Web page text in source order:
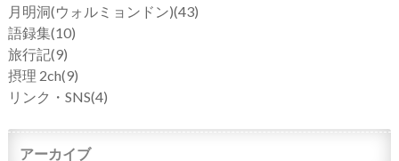
月明洞(ウォルミョンドン)(43)
語録集(10)
旅行記(9)
摂理 2ch(9)
リンク・SNS(4)
アーカイブ